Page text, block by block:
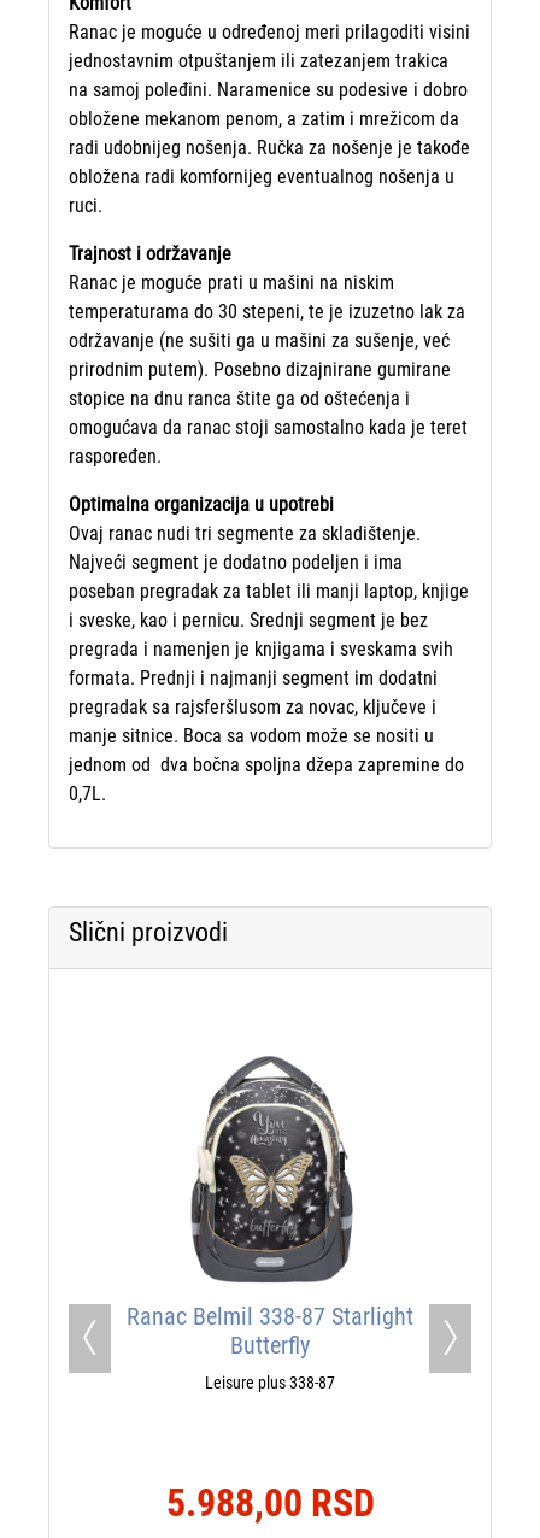
Ranac je moguće u određenoj meri prilagoditi visini
jednostavnim otpuštanjem ili zatezanjem trakica
na samoj poleđini. Naramenice su podesive i dobro
obložene mekanom penom, a zatim i mrežicom da
radi udobnijeg nošenja. Ručka za nošenje je takođe
obložena radi komfornijeg eventualnog nošenja u
ruci.
Trajnost i održavanje
Ranac je moguće prati u mašini na niskim
temperaturama do 30 stepeni, te je izuzetno lak za
održavanje (ne sušiti ga u mašini za sušenje, već
prirodnim putem). Posebno dizajnirane gumirane
stopice na dnu ranca štite ga od oštećenja i
omogućava da ranac stoji samostalno kada je teret
raspoređen.
Optimalna organizacija u upotrebi
Ovaj ranac nudi tri segmente za skladištenje.
Najveći segment je dodatno podeljen i ima
poseban pregradak za tablet ili manji laptop, knjige
i sveske, kao i pernicu. Srednji segment je bez
pregrada i namenjen je knjigama i sveskama svih
formata. Prednji i najmanji segment im dodatni
pregradak sa rajsferšlusom za novac, ključeve i
manje sitnice. Boca sa vodom može se nositi u
jednom od dva bočna spoljna džepa zapremine do
0,7L.
Slični proizvodi
Ranac Belmil 338-87 Starlight
Butterfly
Leisure plus 338-87
5.988,00 RSD
Ranac
Previous Next